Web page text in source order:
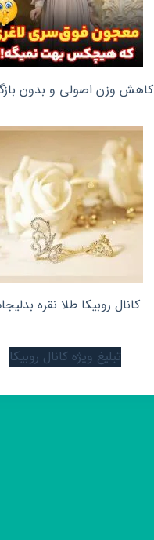
کاهش وزن اصولی و بدون
کانال روبیکا طلا نقره
تبلیغ ویژه کانال روبیکا